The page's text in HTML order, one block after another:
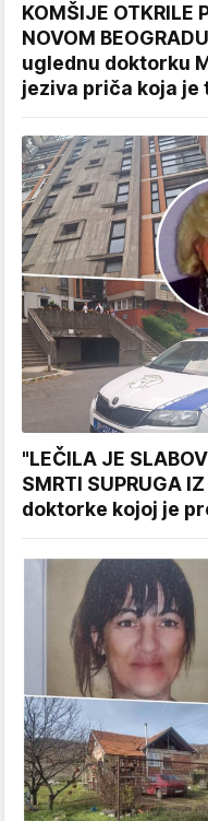
KOMŠIJE OTKRILE
NOVOM
uglednu doktorku
jeziva priča koja je
"LEČILA JE
SMRTI SUPRUGA
doktorke kojoj je